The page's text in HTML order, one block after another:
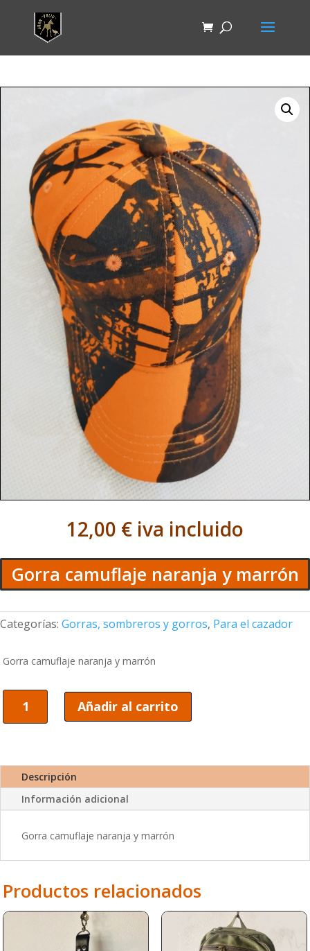
12,00 € iva incluido
Gorra camuflaje naranja y marrón
Categorías: Gorras, sombreros y gorros, Para el cazador
Gorra camuflaje naranja y marrón
Gorra
camuflaje
naranja
cantidad
Añadir al carrito
Descripción
Información adicional
Gorra camuflaje naranja y marrón
Productos relacionados